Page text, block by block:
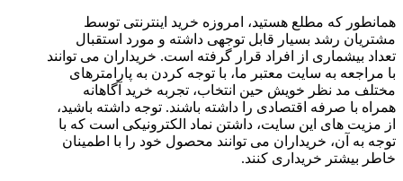
همانطور که مطلع هستید، امروزه خرید اینترنتی توسط
مشتریان رشد بسیار قابل توجهی داشته و مورد استقبال
تعداد بیشماری از افراد قرار گرفته است. خریداران می توانند
با مراجعه به سایت معتبر ما، با توجه کردن به پارامترهای
مختلف مد نظر خویش حین انتخاب، تجربه خرید آگاهانه
همراه با صرفه اقتصادی را داشته باشند. توجه داشته باشید،
از مزیت های این سایت، داشتن نماد الکترونیکی است که با
توجه به آن، خریداران می توانند محصول خود را با اطمینان
خاطر بیشتر خریداری کنند.